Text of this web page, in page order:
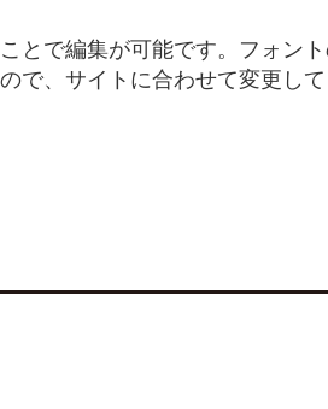
とで編集が可能です。フォン
で、サイトに合わせて変更し